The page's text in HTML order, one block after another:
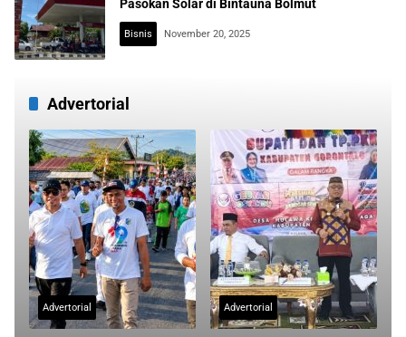
Pasokan Solar di Bintauna Bolmut
Bisnis November 20, 2025
Advertorial
Advertorial Advertorial